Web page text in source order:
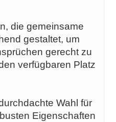
die gemeinsame
gestaltet, um
gerecht zu
verfügbaren Platz
Wahl für
Eigenschaften